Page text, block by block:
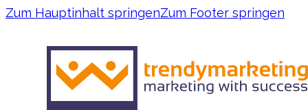
Zum Hauptinhalt springenZum Footer springen